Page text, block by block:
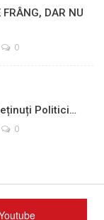
DAR NU
0
Politici…
0